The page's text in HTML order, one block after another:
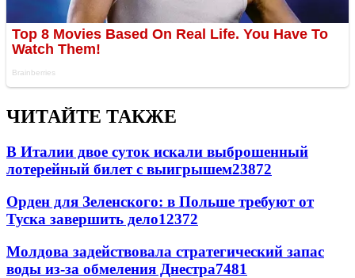
ЧИТАЙТЕ ТАКЖЕ
В Италии двое суток искали выброшенный
лотерейный билет с выигрышем23872
Орден для Зеленского: в Польше требуют от
Туска завершить дело12372
Молдова задействовала стратегический запас
воды из-за обмеления Днестра7481